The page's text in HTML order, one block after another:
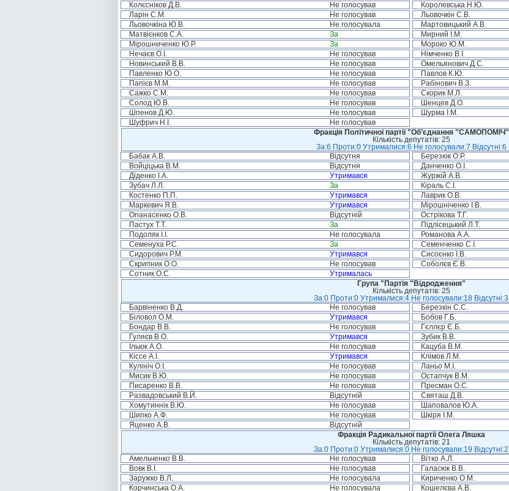
Колєсніков Д.В.
Не голосував Королевська Н.Ю.
Ларін С.М.
Не голосував Льовочкін С.В.
Льовочкіна Ю.В.
Не голосувала Мартовицький А.В.
Матвієнков С.А.
За Мирний І.М.
Мірошниченко Ю.Р.
За Мороко Ю.М.
Нечаєв О.І.
Не голосував Німченко В.І.
Новинський В.В.
Не голосував Омельянович Д.С.
Павленко Ю.О.
Не голосував Павлов К.Ю.
Папієв М.М.
Не голосував Рабінович В.З.
Сажко С.М.
Не голосував Скорик М.Л.
Солод Ю.В.
Не голосував Шенцев Д.О.
Шпенов Д.Ю.
Не голосував Шурма І.М.
Шуфрич Н.І.
Не голосував
Фракція Політичної партії "Об’єднання "САМОПОМІЧ"
Кількість депутатів: 25
За:6 Проти:0 Утрималися:6 Не голосували:7 Відсутні:6
Бабак А.В.
Відсутня Березюк О.Р.
Войціцька В.М.
Відсутня Данченко О.І.
Діденко І.А.
Утримався Журжій А.В.
Зубач Л.Л.
За Кіраль С.І.
Костенко П.П.
Утримався Лаврик О.В.
Маркевич Я.В.
Утримався Мірошніченко І.В.
Опанасенко О.В.
Відсутній Острікова Т.Г.
Пастух Т.Т.
За Підлісецький Л.Т.
Подоляк І.І.
Не голосувала Романова А.А.
Семенуха Р.С.
За Семенченко С.І.
Сидорович Р.М.
Утримався Сисоєнко І.В.
Скрипник О.О.
Не голосував Соболєв Є.В.
Сотник О.С.
Утрималась
Група "Партія "Відродження"
Кількість депутатів: 25
За:0 Проти:0 Утрималися:4 Не голосували:18 Відсутні:3
Барвіненко В.Д.
Не голосував Березкін С.С.
Біловол О.М.
Утримався Бобов Г.Б.
Бондар В.В.
Не голосував Гєллєр Є.Б.
Гуляєв В.О.
Утримався Зубик В.В.
Ільюк А.О.
Не голосував Кацуба В.М.
Кіссе А.І.
Утримався Клімов Л.М.
Кулініч О.І.
Не голосував Ланьо М.І.
Мисик В.Ю.
Не голосував Остапчук В.М.
Писаренко В.В.
Не голосував Пресман О.С.
Развадовський В.Й.
Відсутній Святаш Д.В.
Хомутиннік В.Ю.
Не голосував Шаповалов Ю.А.
Шипко А.Ф.
Не голосував Шкіря І.М.
Яценко А.В.
Відсутній
Фракція Радикальної партії Олега Ляшка
Кількість депутатів: 21
За:0 Проти:0 Утрималися:0 Не голосували:19 Відсутні:2
Амельченко В.В.
Не голосував Вітко А.Л.
Вовк В.І.
Не голосував Галасюк В.В.
Заружко В.Л.
Не голосувала Кириченко О.М.
Корчинська О.А.
Не голосувала Кошелєва А.В.